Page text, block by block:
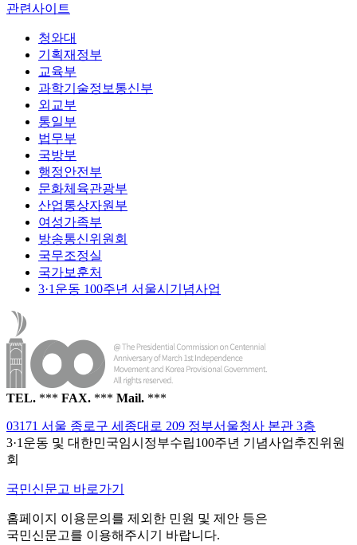
관련사이트
청와대
기획재정부
교육부
과학기술정보통신부
외교부
통일부
법무부
국방부
행정안전부
문화체육관광부
산업통상자원부
여성가족부
방송통신위원회
국무조정실
국가보훈처
3·1운동 100주년 서울시기념사업
TEL. *** FAX. *** Mail. ***
03171 서울 종로구 세종대로 209 정부서울청사 본관 3층
3·1운동 및 대한민국임시정부수립100주년 기념사업추진위원
회
국민신문고 바로가기
홈페이지 이용문의를 제외한 민원 및 제안 등은
국민신문고를 이용해주시기 바랍니다.